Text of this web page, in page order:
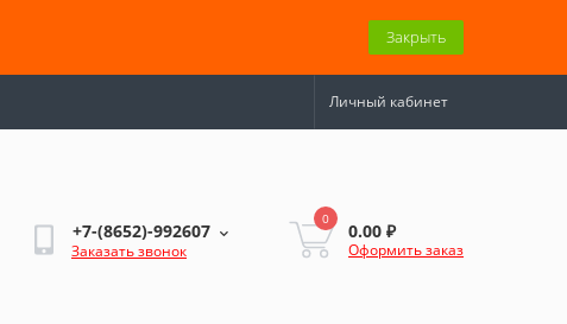
Закрыть
Личный кабинет
+7-(8652)-992607
Заказать звонок
0
0.00 ₽
Оформить заказ